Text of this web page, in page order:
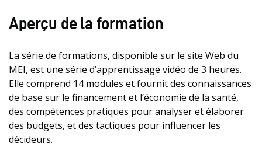
Aperçu de la formation
La série de formations, disponible sur le site Web du
MEI, est une série d’apprentissage vidéo de 3 heures.
Elle comprend 14 modules et fournit des connaissances
de base sur le financement et l’économie de la santé,
des compétences pratiques pour analyser et élaborer
des budgets, et des tactiques pour influencer les
décideurs.